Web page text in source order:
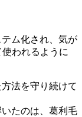
ム化され、気が
われるように
法を守り続けて
たのは、葛利毛